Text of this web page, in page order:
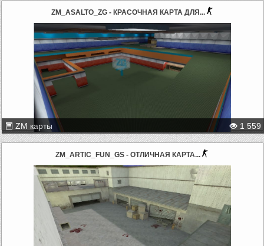
ZM_ASALTO_ZG - КРАСОЧНАЯ КАРТА ДЛЯ...
ZM карты 1 559
ZM_ARTIC_FUN_GS - ОТЛИЧНАЯ КАРТА...